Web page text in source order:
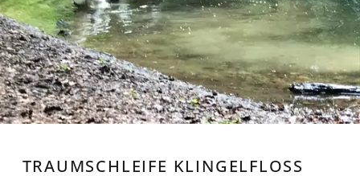
TRAUMSCHLEIFE KLINGELFLOSS